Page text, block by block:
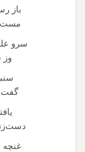
باز
مست
سرو
وز
گفت
غنچه